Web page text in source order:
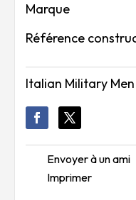
Marque
Référence
Italian Military Men
Envoyer à un ami
Imprimer